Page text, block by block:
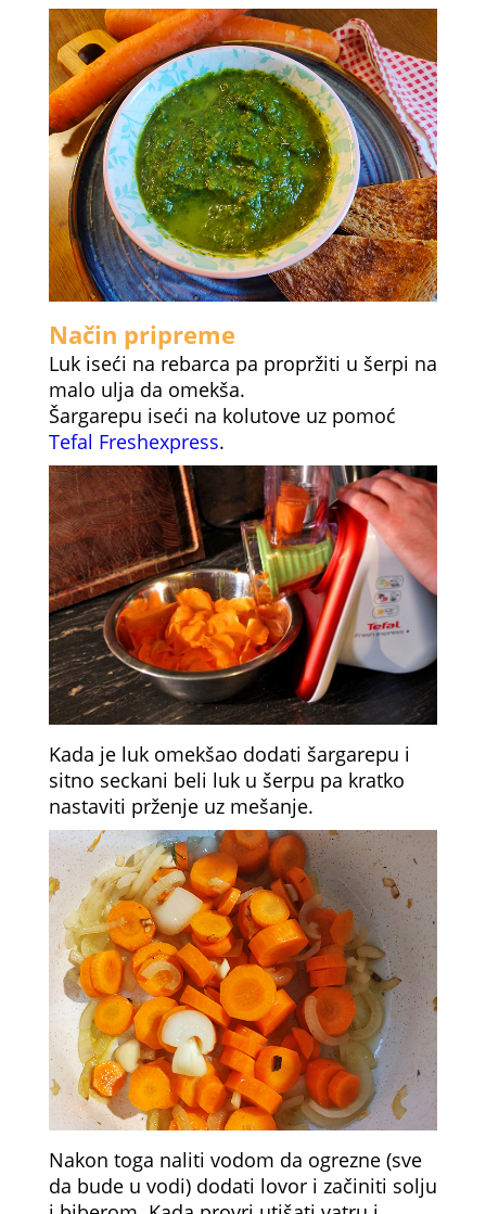
Način pripreme
Luk iseći na rebarca pa propržiti u šerpi na
malo ulja da omekša.
Šargarepu iseći na kolutove uz pomoć
Tefal Freshexpress.
Kada je luk omekšao dodati šargarepu i
sitno seckani beli luk u šerpu pa kratko
nastaviti prženje uz mešanje.
Nakon toga naliti vodom da ogrezne (sve
da bude u vodi) dodati lovor i začiniti solju